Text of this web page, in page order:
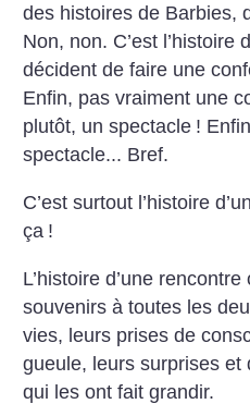
des histoires de Barbies,
Non, non. C’est l’histoire
décident de faire une
Enfin, pas vraiment une
plutôt, un spectacle !
spectacle... Bref.
C’est surtout l’histoire
ça !
L’histoire d’une
souvenirs à toutes les
vies, leurs prises de
gueule, leurs surprises et
qui les ont fait grandir.